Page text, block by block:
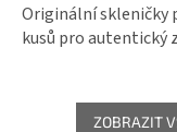
Originální skleničky
kusů pro autentický
ZOBRAZIT